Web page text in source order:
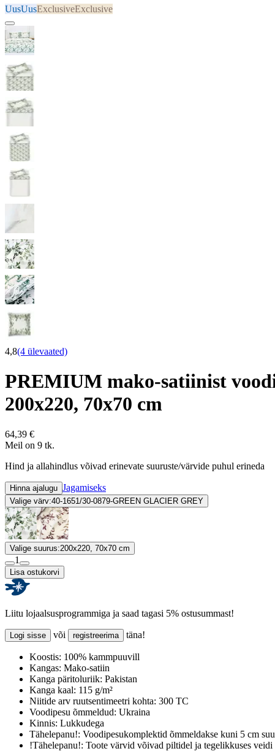
UusUusExclusiveExclusive
4,8(4 ülevaated)
PREMIUM mako-satiinist
200x220, 70x70 cm
64,39 €
Meil on 9 tk.
Hind ja allahindlus võivad erinevate suuruste/värvide puhul erineda
Hinna ajalugu Jagamiseks
Valige värv:40-1651/30-0879-GREEN GLACIER GREY
Valige suurus:200x220, 70x70 cm
1
Lisa ostukorvi
Liitu lojaalsusprogrammiga ja saad tagasi 5% ostusummast!
Logi sisse või registreerima täna!
Koostis: 100% kammpuuvill
Kangas: Mako-satiin
Kanga päritoluriik: Pakistan
Kanga kaal: 115 g/m²
Niitide arv ruutsentimeetri kohta: 300 TC
Voodipesu õmmeldud: Ukraina
Kinnis: Lukkudega
Tähelepanu!: Voodipesukomplektid õmmeldakse kuni 5 cm
!Tähelepanu!: Toote värvid võivad piltidel ja tegelikkuses veidi